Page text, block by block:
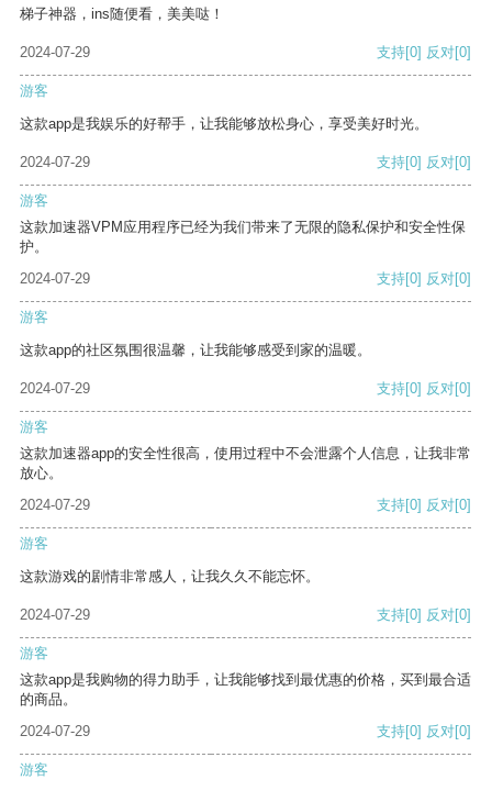
梯子神器，ins随便看，美美哒！
2024-07-29 支持[0] 反对[0]
游客
这款app是我娱乐的好帮手，让我能够放松身心，享受美好时光。
2024-07-29 支持[0] 反对[0]
游客
这款加速器VPM应用程序已经为我们带来了无限的隐私保护和安全性保
护。
2024-07-29
支持[0] 反对[0]
游客
这款app的社区氛围很温馨，让我能够感受到家的温暖。
2024-07-29 支持[0] 反对[0]
游客
这款加速器app的安全性很高，使用过程中不会泄露个人信息，让我非常
放心。
2024-07-29
支持[0] 反对[0]
游客
这款游戏的剧情非常感人，让我久久不能忘怀。
2024-07-29 支持[0] 反对[0]
游客
这款app是我购物的得力助手，让我能够找到最优惠的价格，买到最合适
的商品。
2024-07-29
支持[0] 反对[0]
游客